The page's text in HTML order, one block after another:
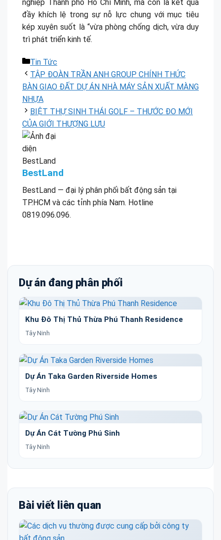
nghiệp Thành phố Hồ Chí Minh, mà còn là kết quả
đầy khích lệ trong sự nỗ lực chung với mục tiêu
kép xuyên suốt là “vừa phòng chống dịch, vừa duy
trì phát triển kinh tế.
Danh
mục
Tin Tức
TẬP ĐOÀN TRẦN ANH GROUP CHÍNH THỨC
BÀN GIAO ĐẤT DỰ ÁN NHÀ MÁY SẢN XUẤT MÀNG
NHỰA
BIỆT THỰ SINH THÁI GOLF – THƯỚC ĐO MỚI
CỦA GIỚI THƯỢNG LƯU
BestLand
BestLand — đại lý phân phối bất động sản tại
TP.HCM và các tỉnh phía Nam. Hotline
0819.096.096.
Dự án đang phân phối
Khu Đô Thị Thủ Thừa Phú Thanh Residence
Tây Ninh
Dự Án Taka Garden Riverside Homes
Tây Ninh
Dự Án Cát Tường Phú Sinh
Tây Ninh
Bài viết liên quan